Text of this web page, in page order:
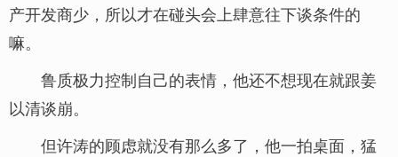
产开发商少，所以才在碰头会上肆意往下谈条件的
嘛。
鲁质极力控制自己的表情，他还不想现在就跟姜
以清谈崩。
但许涛的顾虑就没有那么多了，他一拍桌面，猛